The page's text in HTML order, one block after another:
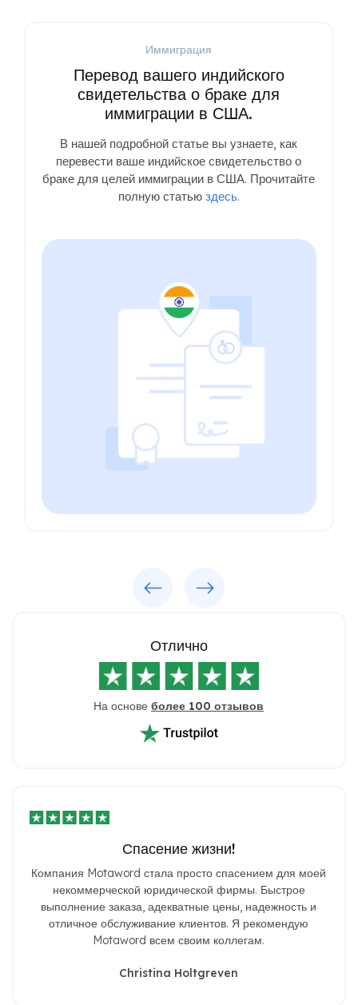
Иммиграция
Перевод вашего индийского
свидетельства о браке для
иммиграции в США.
В нашей подробной статье вы узнаете, как
перевести ваше индийское свидетельство о
браке для целей иммиграции в США. Прочитайте
полную статью здесь.
Отлично
На основе более 100 отзывов
Спасение жизни!
Компания Motaword стала просто спасением для моей
некоммерческой юридической фирмы. Быстрое
выполнение заказа, адекватные цены, надежность и
отличное обслуживание клиентов. Я рекомендую
Motaword всем своим коллегам.
Christina Holtgreven